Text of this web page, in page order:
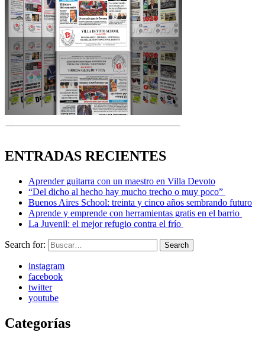
ENTRADAS RECIENTES
Aprender guitarra con un maestro en Villa Devoto
“Del dicho al hecho hay mucho trecho o muy poco”
Buenos Aires School: treinta y cinco años sembrando futuro
Aprende y emprende con herramientas gratis en el barrio
La Juvenil: el mejor refugio contra el frío
Search for: Search
instagram
facebook
twitter
youtube
Categorías